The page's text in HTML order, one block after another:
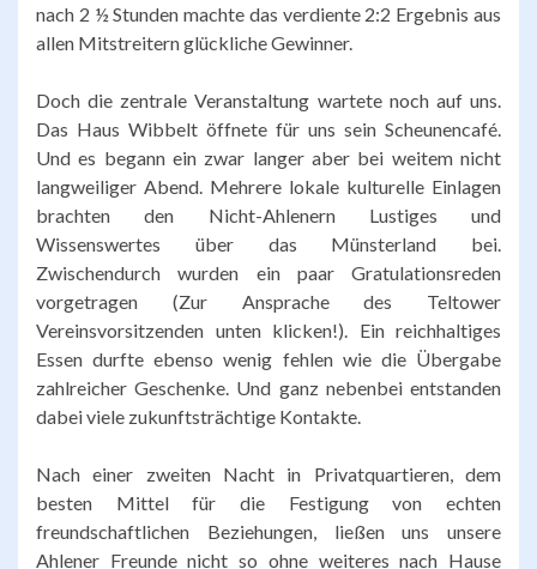
nach 2 ½ Stunden machte das verdiente 2:2 Ergebnis aus
allen Mitstreitern glückliche Gewinner.
Doch die zentrale Veranstaltung wartete noch auf uns.
Das Haus Wibbelt öffnete für uns sein Scheunencafé.
Und es begann ein zwar langer aber bei weitem nicht
langweiliger Abend. Mehrere lokale kulturelle Einlagen
brachten den Nicht-Ahlenern Lustiges und
Wissenswertes über das Münsterland bei.
Zwischendurch wurden ein paar Gratulationsreden
vorgetragen (Zur Ansprache des Teltower
Vereinsvorsitzenden unten klicken!). Ein reichhaltiges
Essen durfte ebenso wenig fehlen wie die Übergabe
zahlreicher Geschenke. Und ganz nebenbei entstanden
dabei viele zukunftsträchtige Kontakte.
Nach einer zweiten Nacht in Privatquartieren, dem
besten Mittel für die Festigung von echten
freundschaftlichen Beziehungen, ließen uns unsere
Ahlener Freunde nicht so ohne weiteres nach Hause